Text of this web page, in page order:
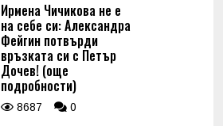
Ирмена Чичикова не е
на себе си: Александра
Фейгин потвърди
връзката си с Петър
Дочев! (още
подробности)
8687 0